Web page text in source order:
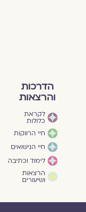
הדרכות
והרצאות
לקראת
כלולות
חיי הרווקות
חיי הנישואים
לימוד וכתיבה
הרצאות
ושיעורים